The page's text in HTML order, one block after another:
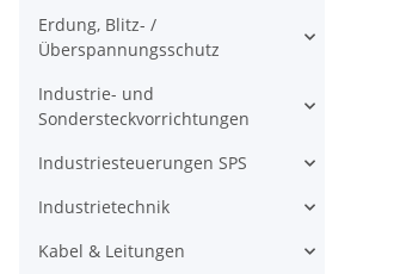
Erdung, Blitz- /
Überspannungsschutz
Industrie- und
Sondersteckvorrichtungen
Industriesteuerungen SPS
Industrietechnik
Kabel & Leitungen